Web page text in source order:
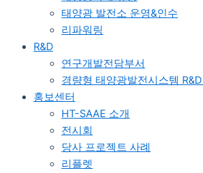
태양광 발전소 운영&인수
리파워링
R&D
연구개발전담부서
경량형 태양광발전시스템
홍보센터
HT-SAAE 소개
전시회
당사 프로젝트 사례
리플렛